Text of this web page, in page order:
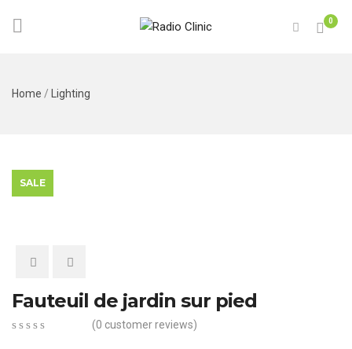
0
Home / Lighting
SALE
Fauteuil de jardin sur pied
(0 customer reviews)